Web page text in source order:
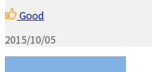
Good
2015/10/05